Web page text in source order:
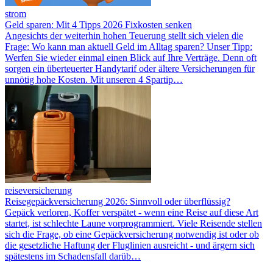
strom
Geld sparen: Mit 4 Tipps 2026 Fixkosten senken
Angesichts der weiterhin hohen Teuerung stellt sich vielen die
Frage: Wo kann man aktuell Geld im Alltag sparen? Unser Tipp:
Werfen Sie wieder einmal einen Blick auf Ihre Verträge. Denn oft
sorgen ein überteuerter Handytarif oder ältere Versicherungen für
unnötig hohe Kosten. Mit unseren 4 Spartip…
reiseversicherung
Reisegepäckversicherung 2026: Sinnvoll oder überflüssig?
Gepäck verloren, Koffer verspätet - wenn eine Reise auf diese Art
startet, ist schlechte Laune vorprogrammiert. Viele Reisende stellen
sich die Frage, ob eine Gepäckversicherung notwendig ist oder ob
die gesetzliche Haftung der Fluglinien ausreicht - und ärgern sich
spätestens im Schadensfall darüb…